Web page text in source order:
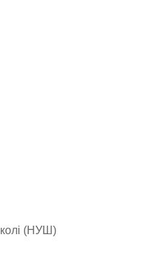
(НУШ)